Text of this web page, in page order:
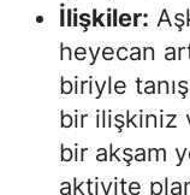
İlişkiler:
heyecan
biriyle
bir ilişkiniz
bir akşam
aktivite